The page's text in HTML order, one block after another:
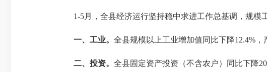
1-5月，全县经济运行坚持稳中求进工作总基调，规模
一、工业。 全县规模以上工业增加值同比下降12.4%，
二、投资。 全县固定资产投资（不含农户）同比下降